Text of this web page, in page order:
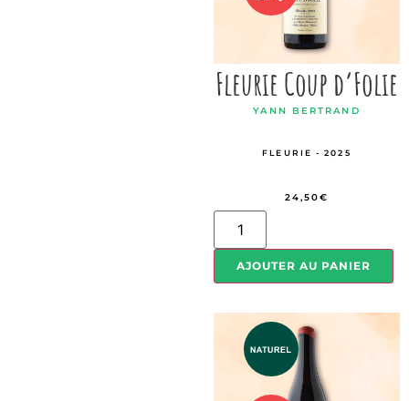
Fleurie Coup d’Folie
YANN BERTRAND
FLEURIE - 2025
24,50€
AJOUTER AU PANIER